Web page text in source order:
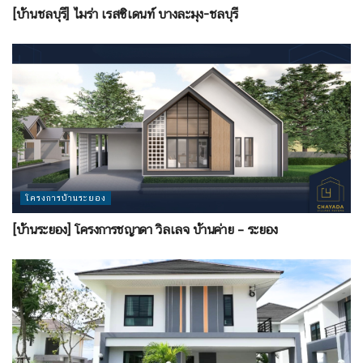
[บ้านชลบุรี] ไมร่า เรสซิเดนท์ บางละมุง-ชลบุรี
โครงการบ้านระยอง
[บ้านระยอง] โครงการชญาดา วิลเลจ บ้านค่าย – ระยอง